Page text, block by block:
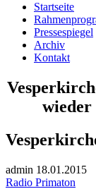
Startseite
Pressespiegel
Archiv
Kontakt
wieder
admin 18.01.2015
Radio Primaton